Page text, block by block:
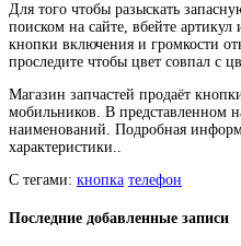
Для того чтобы разыскать
поиском на сайте, вбейте
кнопки включения и громкости
проследите чтобы цвет совпал с
Магазин запчастей продаёт
мобильников. В представленном
наименований. Подробная
характеристики..
С тегами: кнопка телефон
Последние добавленные записи